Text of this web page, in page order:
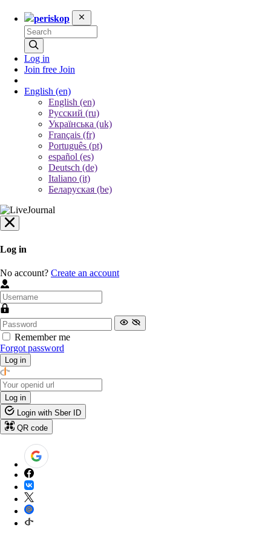
periskop
Log in
Join free Join
English (en)
English (en)
Русский (ru)
Українська (uk)
Français (fr)
Português (pt)
español (es)
Deutsch (de)
Italiano (it)
Беларуская (be)
Log in
No account? Create an account
Remember me
Forgot password
Log in
Log in
Login with Sber ID
QR code